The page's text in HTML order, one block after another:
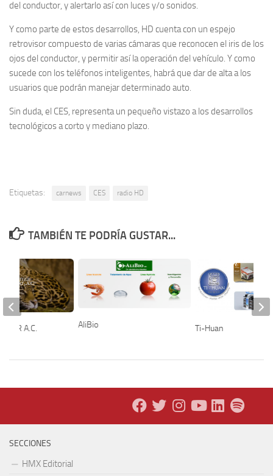
del conductor, y alertarlo así con luces y/o sonidos.
Y como parte de estos desarrollos, HD cuenta con un espejo
retrovisor compuesto de varias cámaras que reconocen el iris de los
ojos del conductor, y permitir así la operación del vehículo. Y como
sucede con los teléfonos inteligentes, habrá que dar de alta a los
usuarios que podrán manejar determinado auto.
Sin duda, el CES, representa un pequeño vistazo a los desarrollos
tecnológicos a corto y mediano plazo.
Etiquetas: carnews CES radio HD
TAMBIÉN TE PODRÍA GUSTAR...
AliBio Ti-Huan
A.C.
SECCIONES
HMX Editorial